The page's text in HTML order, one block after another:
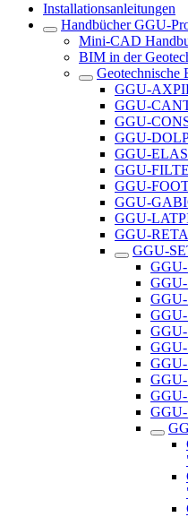
Installationsanleitungen
Handbücher GGU-
Mini-CAD
BIM in der
Geotechnische
GGU-
GGU-
GGU-
GGU-
GGU-
GGU-
GGU-
GGU-
GGU-
GGU-
GGU-
GGU-
GGU-
GGU-